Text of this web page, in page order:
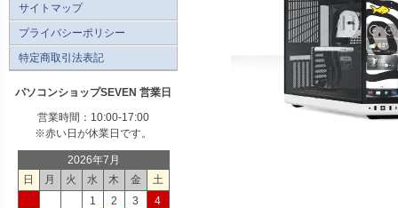
サイトマップ
プライバシーポリシー
特定商取引法表記
パソコンショップSEVEN 営業日
営業時間：10:00-17:00
※赤い日が休業日です。
2026年7月
日
月 火 水 木 金
土
1
2 3
4